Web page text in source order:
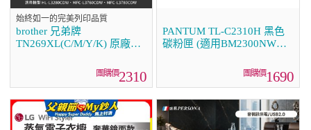
始終如一的完美列印品質
brother 兄弟牌
TN269XL(C/M/Y/K) 原廠高
L3280CDW、L3760CDW、
2310
PANTUM TL-C2310H 黑色
碳粉匣 (適用BM2300NW、
1690